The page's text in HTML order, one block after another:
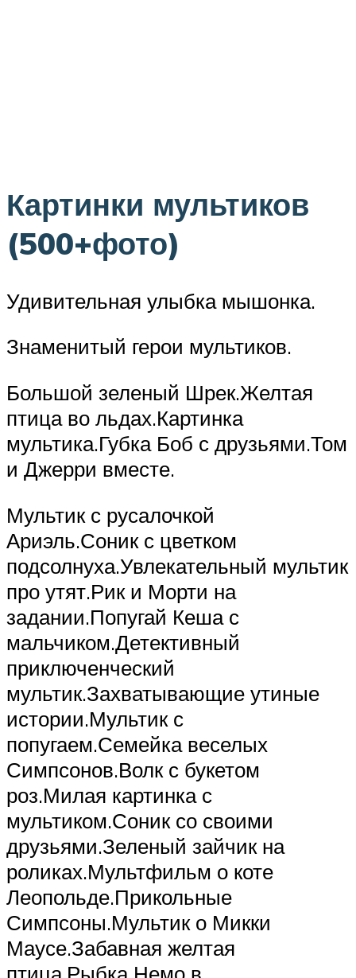
Картинки мультиков
(500+фото)
Удивительная улыбка мышонка.
Знаменитый герои мультиков.
Большой зеленый Шрек.Желтая
птица во льдах.Картинка
мультика.Губка Боб с друзьями.Том
и Джерри вместе.
Мультик с русалочкой
Ариэль.Соник с цветком
подсолнуха.Увлекательный мультик
про утят.Рик и Морти на
задании.Попугай Кеша с
мальчиком.Детективный
приключенческий
мультик.Захватывающие утиные
истории.Мультик с
попугаем.Семейка веселых
Симпсонов.Волк с букетом
роз.Милая картинка с
мультиком.Соник со своими
друзьями.Зеленый зайчик на
роликах.Мультфильм о коте
Леопольде.Прикольные
Симпсоны.Мультик о Микки
Маусе.Забавная желтая
птица.Рыбка Немо в